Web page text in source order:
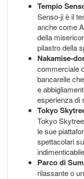
Tempio
Senso-ji è il
anche come
della
pilastro della
Nakamise-
commerciale
bancarelle
e
esperienza di
Tokyo
Tokyo
le sue
spettacolari
Parco di
rilassante o